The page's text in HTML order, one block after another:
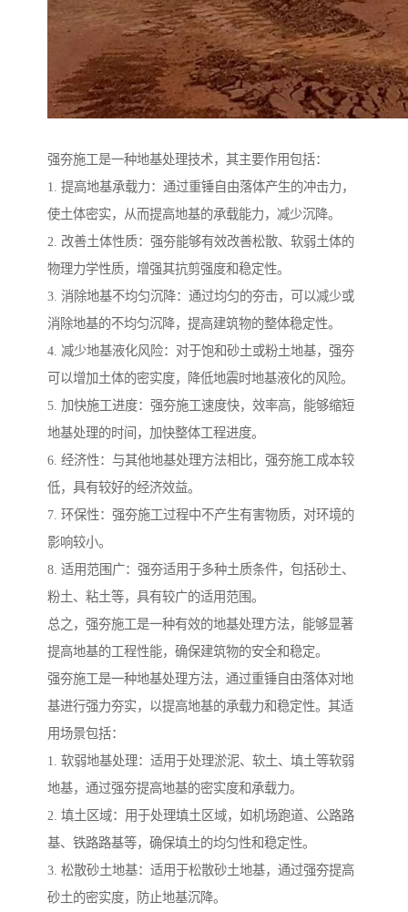
强夯施工是一种地基处理技术，其主要作用包括：
1. 提高地基承载力：通过重锤自由落体产生的冲击力，
使土体密实，从而提高地基的承载能力，减少沉降。
2. 改善土体性质：强夯能够有效改善松散、软弱土体的
物理力学性质，增强其抗剪强度和稳定性。
3. 消除地基不均匀沉降：通过均匀的夯击，可以减少或
消除地基的不均匀沉降，提高建筑物的整体稳定性。
4. 减少地基液化风险：对于饱和砂土或粉土地基，强夯
可以增加土体的密实度，降低地震时地基液化的风险。
5. 加快施工进度：强夯施工速度快，效率高，能够缩短
地基处理的时间，加快整体工程进度。
6. 经济性：与其他地基处理方法相比，强夯施工成本较
低，具有较好的经济效益。
7. 环保性：强夯施工过程中不产生有害物质，对环境的
影响较小。
8. 适用范围广：强夯适用于多种土质条件，包括砂土、
粉土、粘土等，具有较广的适用范围。
总之，强夯施工是一种有效的地基处理方法，能够显著
提高地基的工程性能，确保建筑物的安全和稳定。
强夯施工是一种地基处理方法，通过重锤自由落体对地
基进行强力夯实，以提高地基的承载力和稳定性。其适
用场景包括：
1. 软弱地基处理：适用于处理淤泥、软土、填土等软弱
地基，通过强夯提高地基的密实度和承载力。
2. 填土区域：用于处理填土区域，如机场跑道、公路路
基、铁路路基等，确保填土的均匀性和稳定性。
3. 松散砂土地基：适用于松散砂土地基，通过强夯提高
砂土的密实度，防止地基沉降。